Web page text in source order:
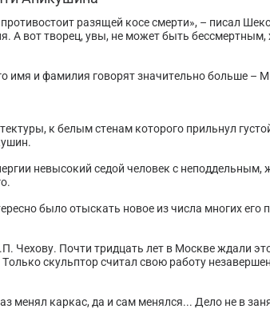
разящей косе смерти», – писал
А вот творец, увы, не может быть бессмертным,
имя и фамилия говорят значительно больше –
к белым стенам которого прильнул
невысокий седой человек с неподдельным,
было отыскать новое из числа многих его
Чехову. Почти тридцать лет в Москве ждали
скульптор считал свою работу
менял каркас, да и сам менялся... Дело не в